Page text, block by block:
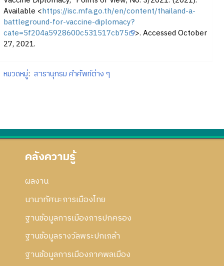
Available <https://isc.mfa.go.th/en/content/thailand-a-
battleground-for-vaccine-diplomacy?
cate=5f204a5928600c531517cb75 >. Accessed October
27, 2021.
หมวดหมู่: สารานุกรม คำศัพท์ต่าง ๆ
คลังความรู้
ผลงาน
นานาทัศนะการเมืองไทย
ฐานข้อมูลการเมืองการปกครอง
ฐานข้อมูลรางวัลพระปกเกล้า
ฐานข้อมูลการเมืองภาคพลเมือง